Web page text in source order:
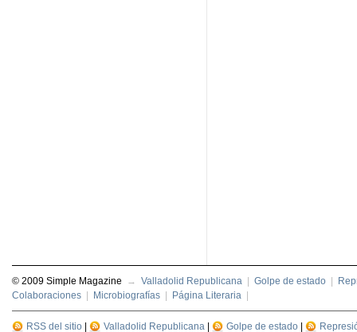
© 2009 Simple Magazine → Valladolid Republicana Golpe de estado
Colaboraciones
Microbiografías Página Literaria
RSS del sitio Valladolid Republicana Golpe de estado